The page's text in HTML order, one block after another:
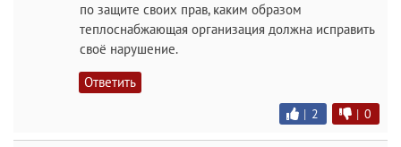
по защите своих прав, каким образом
теплоснабжающая организация должна исправить
своё нарушение.
Ответить
| 2 | 0